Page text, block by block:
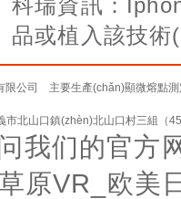
科瑞資訊：
品或植入該技術
限公司 主要生產(chǎn)顯微熔點測
市北山口鎮(zhèn)北山口村三組（
我们的官方
原VR_欧美